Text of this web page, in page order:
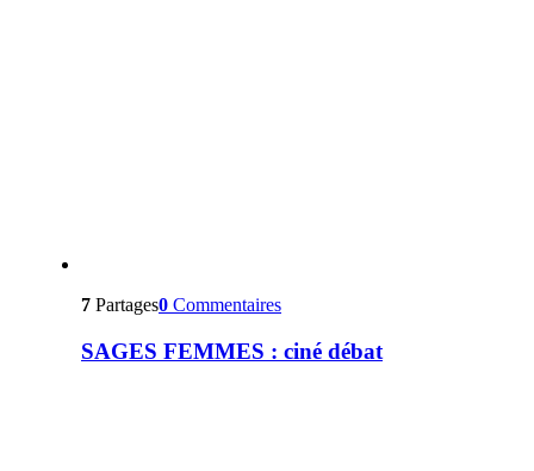
7 Partages0 Commentaires
SAGES FEMMES : ciné débat